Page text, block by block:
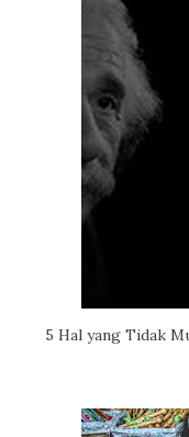
5 Hal yang Tidak